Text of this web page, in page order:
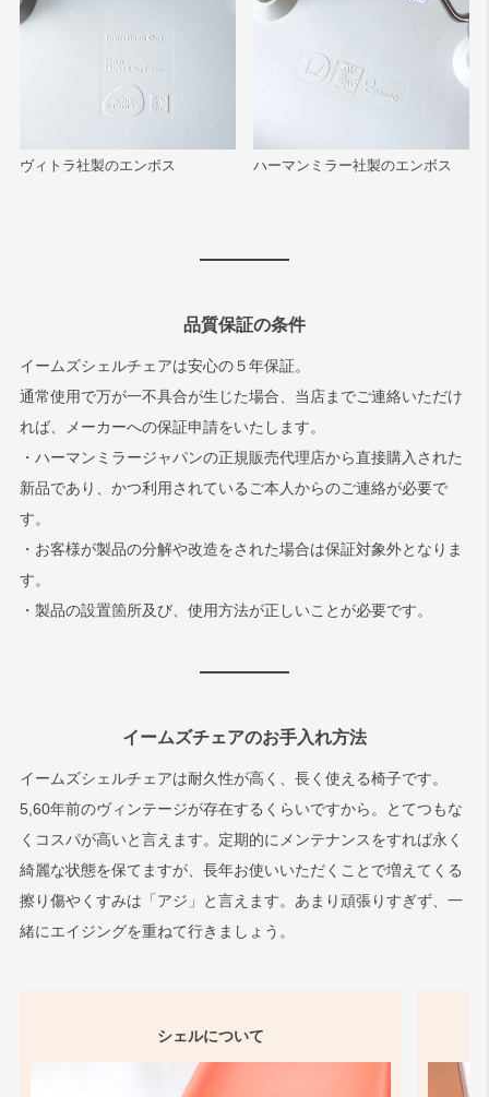
ヴィトラ社製のエンボス ハーマンミラー社製のエンボス
品質保証の条件
イームズシェルチェアは安心の５年保証。
通常使用で万が一不具合が生じた場合、当店までご連絡いただけ
れば、メーカーへの保証申請をいたします。
・ハーマンミラージャパンの正規販売代理店から直接購入された
新品であり、かつ利用されているご本人からのご連絡が必要で
す。
・お客様が製品の分解や改造をされた場合は保証対象外となりま
す。
・製品の設置箇所及び、使用方法が正しいことが必要です。
イームズチェアのお手入れ方法
イームズシェルチェアは耐久性が高く、長く使える椅子です。
5,60年前のヴィンテージが存在するくらいですから。とてつもな
くコスパが高いと言えます。定期的にメンテナンスをすれば永く
綺麗な状態を保てますが、長年お使いいただくことで増えてくる
擦り傷やくすみは「アジ」と言えます。あまり頑張りすぎず、一
緒にエイジングを重ねて行きましょう。
シェルについて